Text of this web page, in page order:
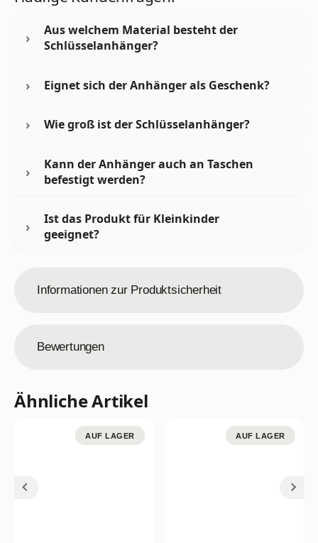
Aus welchem Material besteht der
Schlüsselanhänger?
Eignet sich der Anhänger als Geschenk?
Wie groß ist der Schlüsselanhänger?
Kann der Anhänger auch an Taschen
befestigt werden?
Ist das Produkt für Kleinkinder
geeignet?
Informationen zur Produktsicherheit
Bewertungen
Ähnliche Artikel
AUF LAGER AUF LAGER